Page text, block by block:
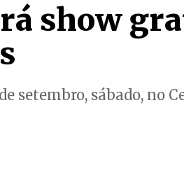
show
setembro, sábado, no